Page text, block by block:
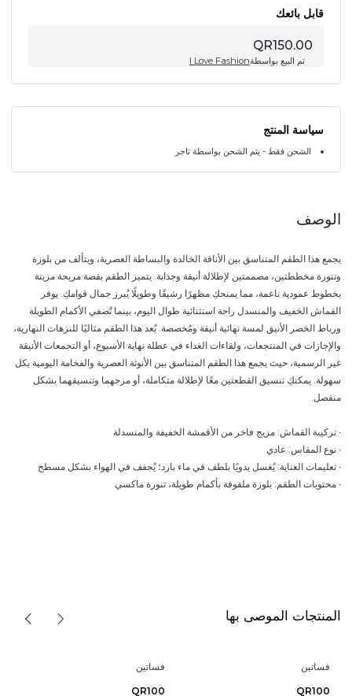
قابل بائعك
QR150.00
تم البيع بواسطةI Love Fashion
سياسة المنتج
الشحن فقط - يتم الشحن بواسطة تاجر
الوصف
يجمع هذا الطقم المتناسق بين الأناقة الخالدة والبساطة العصرية، ويتألف من بلوزة
وتنورة مخططتين، مصممتين لإطلالة أنيقة وجذابة. يتميز الطقم بقصة مريحة مزينة
بخطوط عمودية ناعمة، مما يمنحكِ مظهرًا رشيقًا وطويلًا يُبرز جمال قوامكِ. يوفر
القماش الخفيف والمنسدل راحة استثنائية طوال اليوم، بينما تُضفي الأكمام الطويلة
ورباط الخصر الأنيق لمسة نهائية أنيقة ومُخصصة. يُعد هذا الطقم مثاليًا للنزهات النهارية،
والإجازات في المنتجعات، ولقاءات الغداء في عطلة نهاية الأسبوع، أو التجمعات الأنيقة
غير الرسمية، حيث يجمع هذا الطقم المتناسق بين الأنوثة العصرية والفخامة اليومية بكل
سهولة. يمكنكِ تنسيق القطعتين معًا لإطلالة متكاملة، أو مزجهما وتنسيقهما بشكل
منفصل.
∙ تركيبة القماش: مزيج فاخر من الأقمشة الخفيفة والمنسدلة
∙ نوع المقاس: عادي
∙ تعليمات العناية: يُغسل يدويًا بلطف في ماء بارد؛ يُجفف في الهواء بشكل مسطح
∙ محتويات الطقم: بلوزة ملفوفة بأكمام طويلة، تنورة ماكسي
المنتجات الموصى بها
فساتين
QR100
فساتين
QR100